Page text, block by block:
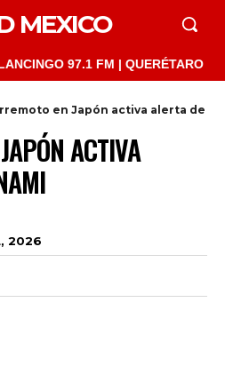
MEXICO
97.1 FM | QUERÉTARO 103.1
en Japón activa alerta de
ACTIVA
2026